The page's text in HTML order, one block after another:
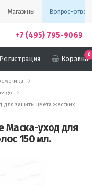
Магазины Вопрос-ответ
+7 (495) 795-9069
Регистрация Корзина
0
для защиты цвета жестких
Маска-уход для
150 мл.